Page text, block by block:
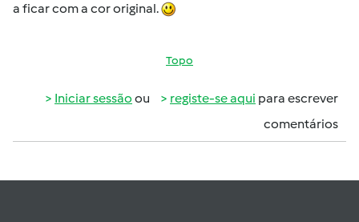
a ficar com a cor original.
Topo
Iniciar sessão ou registe-se aqui para escrever
comentários